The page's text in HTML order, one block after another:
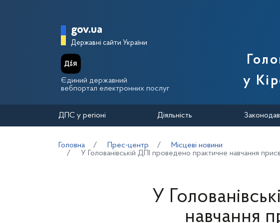
Головна сторінка Державної
gov.ua
Державні сайти України
Єдиний державний
вебпортал електронних послуг
у
ДПС у регіоні Діяльність
Головна Прес-центр
Місцеві новини
У Голованівській ДПІ проведено практичне навчання
У
навчання